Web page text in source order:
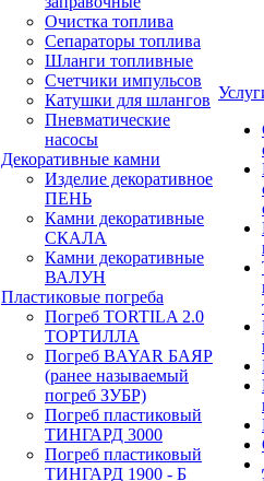
Очистка топлива
Сепараторы топлива
Шланги топливные
Счетчики импульсов
Катушки для шлангов
Пневматические
насосы
Декоративные камни
Изделие декоративное
ПЕНЬ
Камни декоративные
СКАЛА
Камни декоративные
ВАЛУН
Пластиковые погреба
Погреб TORTILA 2.0
ТОРТИЛЛА
Погреб BAYAR БАЯР
(ранее называемый
погреб ЗУБР)
Погреб пластиковый
ТИНГАРД 3000
Погреб пластиковый
ТИНГАРД 1900 - Б